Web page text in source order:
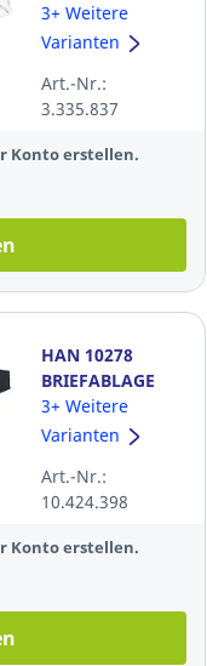
Maße: 260 x 345
x 64mm,
3+ Weitere
Varianten
Art.-Nr.:
3.335.837
Konto erstellen.
HAN 10278
BRIEFABLAGE
KARMA A4/C4
SW
3+ Weitere
Varianten
Art.-Nr.:
10.424.398
Konto erstellen.